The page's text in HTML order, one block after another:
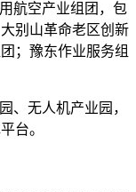
航空产业组团，包
别山革命老区创新
；豫东作业服务组
、无人机产业园，
台。